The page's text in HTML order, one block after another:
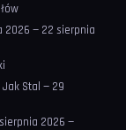
2026 — 22 sierpnia
Stal — 29
2026 —